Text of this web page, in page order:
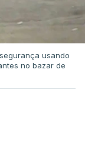
usando
no bazar de